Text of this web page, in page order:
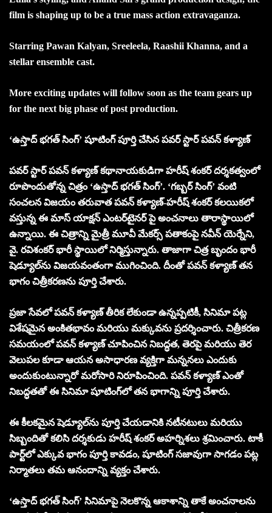
film is shaping up to be a true mass action extravaganza.
Starring Pawan Kalyan, Sreeleela, Raashii Khanna, and a
stellar ensemble cast.
More exciting updates will follow soon as the team gears up
for the next big phase of post production.
‘ఉస్తాద్ భగత్ సింగ్’ షూటింగ్ పూర్తి చేసిన పవర్ స్టార్ పవన్ కళ్యాణ్
పవర్ స్టార్ పవన్ కళ్యాణ్ కథానాయకుడిగా హరీష్ శంకర్ దర్శకత్వంలో
రూపొందుతోన్న చిత్రం ‘ఉస్తాద్ భగత్ సింగ్’. ‘గబ్బర్ సింగ్’ వంటి
సంచలన విజయం తరువాత పవన్ కళ్యాణ్-హరీష్ శంకర్ కలయికలో
వస్తున్న ఈ మాస్ యాక్షన్ ఎంటర్‌టైనర్ పై అంచనాలు తారాస్థాయిలో
ఉన్నాయి. ఈ చిత్రాన్ని మైత్రీ మూవీ మేకర్స్ పతాకంపై నవీన్ యెర్నేని,
వై. రవిశంకర్ భారీ స్థాయిలో నిర్మిస్తున్నారు. తాజాగా చిత్ర బృందం భారీ
షెడ్యూల్‌ను విజయవంతంగా ముగించింది. దీంతో పవన్ కళ్యాణ్ తన
భాగం చిత్రీకరణను పూర్తి చేశారు.
ప్రజా సేవలో పవన్ కళ్యాణ్ తీరిక లేకుండా ఉన్నప్పటికీ, సినిమా పట్ల
విశేషమైన అంకితభావం మరియు మక్కువను ప్రదర్శించారు. చిత్రీకరణ
సమయంలో పవన్ కళ్యాణ్ చూపించిన నిబద్ధత, తెరపై మరియు తెర
వెలుపల కూడా ఆయన అసాధారణ వ్యక్తిగా మన్ననలు ఎందుకు
అందుకుంటున్నారో మరోసారి నిరూపించింది. పవన్ కళ్యాణ్ ఎంతో
నిబద్ధతతో ఈ సినిమా షూటింగ్‌లో తన భాగాన్ని పూర్తి చేశారు.
ఈ కీలకమైన షెడ్యూల్‌ను పూర్తి చేయడానికి నటీనటులు మరియు
సిబ్బందితో కలిసి దర్శకుడు హరీష్ శంకర్ అహర్నిశలు శ్రమించారు. టాకీ
పార్ట్‌లో ఎక్కువ భాగం పూర్తి కావడం, షూటింగ్ సజావుగా సాగడం పట్ల
నిర్మాతలు తమ ఆనందాన్ని వ్యక్తం చేశారు.
‘ఉస్తాద్ భగత్ సింగ్’ సినిమాపై నెలకొన్న ఆకాశాన్ని తాకే అంచనాలను